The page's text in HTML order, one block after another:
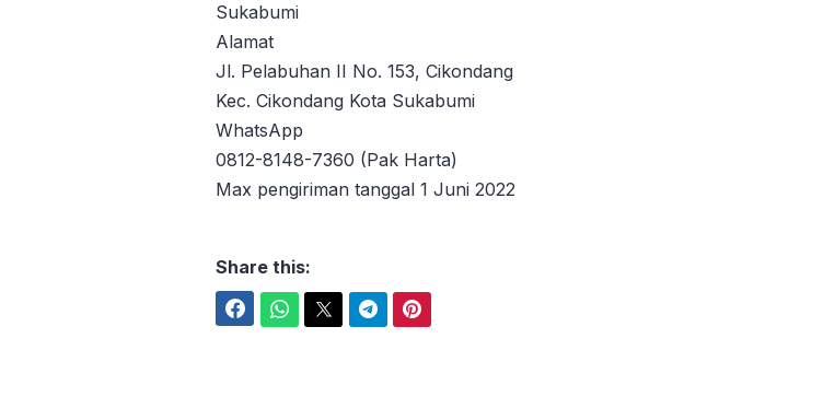
Sukabumi
Alamat
Jl. Pelabuhan II No. 153, Cikondang
Kec. Cikondang Kota Sukabumi
WhatsApp
0812-8148-7360 (Pak Harta)
Max pengiriman tanggal 1 Juni 2022
Share this: